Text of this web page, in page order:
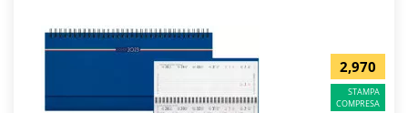
2,970
STAMPA
COMPRESA